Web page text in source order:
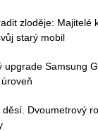
zloděje: Majitelé
starý mobil
upgrade Samsung
děsí. Dvoumetrový